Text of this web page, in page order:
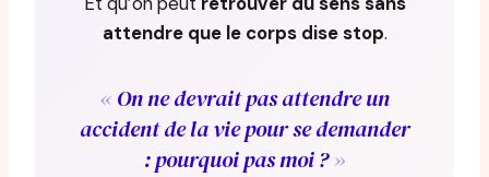
attendre que le corps dise stop.
On ne devrait pas attendre un
accident de la vie pour se demander
: pourquoi pas moi ?